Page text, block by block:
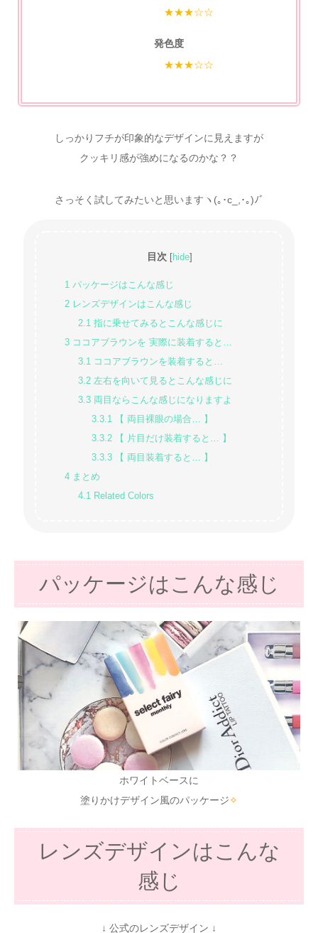
★★★☆☆
発色度
★★★☆☆
しっかりフチが印象的なデザインに見えますが
クッキリ感が強めになるのかな？？
さっそく試してみたいと思いますヽ(｡･c_,･｡)ﾉﾞ
目次 hide
1 パッケージはこんな感じ
2 レンズデザインはこんな感じ
2.1 指に乗せてみるとこんな感じに
3 ココアブラウンを 実際に装着すると…
3.1
ココアブラウンを装着すると…
3.2左右を向いて見るとこんな感じに
3.3両目ならこんな感じになりますよ
3.3.1
【 両目裸眼の場合… 】
3.3.2【 片目だけ装着すると… 】
3.3.3【 両目装着すると… 】
4 まとめ
4.1
Related Colors
パッケージはこんな感じ
ホワイトベースに
塗りかけデザイン風のパッケージ✧
レンズデザインはこんな
感じ
↓ 公式のレンズデザイン ↓